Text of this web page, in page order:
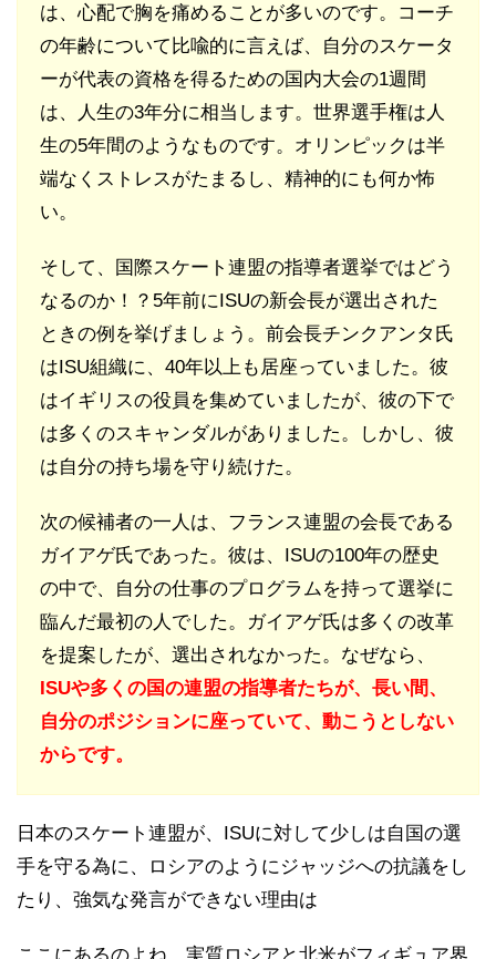
は、心配で胸を痛めることが多いのです。コーチ
の年齢について比喩的に言えば、自分のスケータ
ーが代表の資格を得るための国内大会の1週間
は、人生の3年分に相当します。世界選手権は人
生の5年間のようなものです。オリンピックは半
端なくストレスがたまるし、精神的にも何か怖
い。
そして、国際スケート連盟の指導者選挙ではどう
なるのか！？5年前にISUの新会長が選出された
ときの例を挙げましょう。前会長チンクアンタ氏
はISU組織に、40年以上も居座っていました。彼
はイギリスの役員を集めていましたが、彼の下で
は多くのスキャンダルがありました。しかし、彼
は自分の持ち場を守り続けた。
次の候補者の一人は、フランス連盟の会長である
ガイアゲ氏であった。彼は、ISUの100年の歴史
の中で、自分の仕事のプログラムを持って選挙に
臨んだ最初の人でした。ガイアゲ氏は多くの改革
を提案したが、選出されなかった。なぜなら、
ISUや多くの国の連盟の指導者たちが、長い間、
自分のポジションに座っていて、動こうとしない
からです。
日本のスケート連盟が、ISUに対して少しは自国の選
手を守る為に、ロシアのようにジャッジへの抗議をし
たり、強気な発言ができない理由は
ここにあるのよね。実質ロシアと北米がフィギュア界